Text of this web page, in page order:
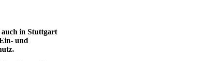
auch in Stuttgart
und